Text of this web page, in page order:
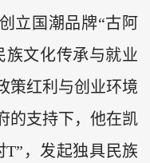
立国潮品牌“古阿
族文化传承与就业
策红利与创业环境
的支持下，他在凯
T”，发起独具民族